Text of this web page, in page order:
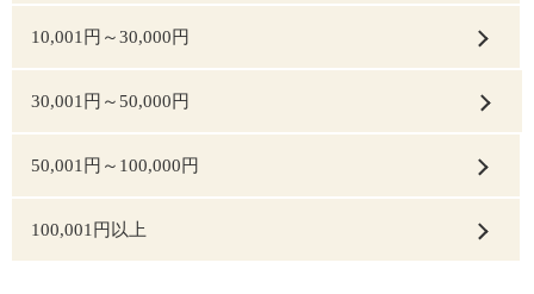
10,001円～30,000円
30,001円～50,000円
50,001円～100,000円
100,001円以上